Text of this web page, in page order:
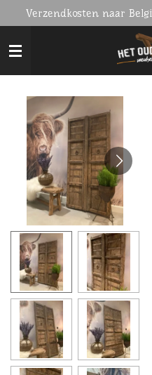
direct
naar
de
hoofdinhoud
Verzendkosten naar